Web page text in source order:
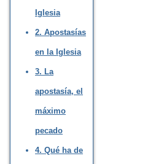
Iglesia
2. Apostasías
en la Iglesia
3. La
apostasía, el
máximo
pecado
4. Qué ha de